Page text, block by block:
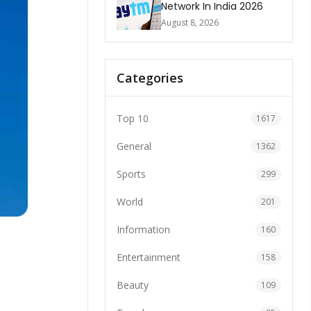
Network In India 2026
August 8, 2026
Categories
Top 10 1617
General 1362
Sports 299
World 201
Information 160
Entertainment 158
Beauty 109